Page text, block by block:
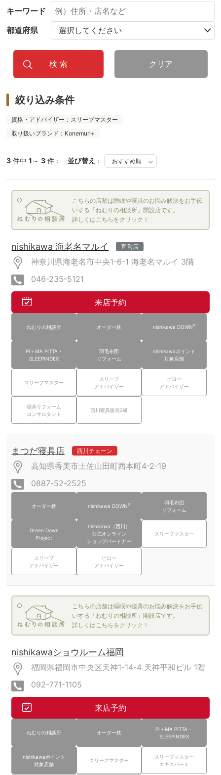
キーワード
都道府県
クリア
絞り込み条件
資格・アドバイザー：スリープマスター
取り扱いブランド：Konemuri+
3 件中1 ～3 件： 並び替え ：
こちらの店舗は睡眠や寝具のお悩み解決をお手伝
いする「ねむりの相談所」開設店です。
詳しくはこちらをクリック！
nishikawa 海老名マルイ 直営店
神奈川県海老名市中央1-6-1 海老名マルイ 3階
046-235-5121
来店予約
ねむりの相談所 オーダー枕 nishikawa DOWN®
PI＋MA PITTA・
SLEEPINDEX
羽毛布団
リフォーム
nishikawaポイント
対象店舗
スリープマスター
スリープ
アドバイザー
ピロー
アドバイザー
寝具リフォーム
コンサルタント
西川寝具販売2級
まつだ寝具店 西川チェーン
高知県香美市土佐山田町西本町4-2-19
0887-52-2525
オーダー枕 nishikawa DOWN®
羽毛布団
リフォーム
Green Down
Project
nishikawa（西川）
公式オンライン
ショップパートナー
スリープマスター
スリープ
アドバイザー
ピロー
アドバイザー
こちらの店舗は睡眠や寝具のお悩み解決をお手伝
いする「ねむりの相談所」開設店です。
詳しくはこちらをクリック！
nishikawaショウルーム福岡
福岡県福岡市中央区天神1-14-4 天神平和ビル 1階
092-771-1105
来店予約
ねむりの相談所 オーダー枕
PI＋MA PITTA・
SLEEPINDEX
nishikawaポイント
対象店舗
スリープマスター
スリープマスター
エキスパート